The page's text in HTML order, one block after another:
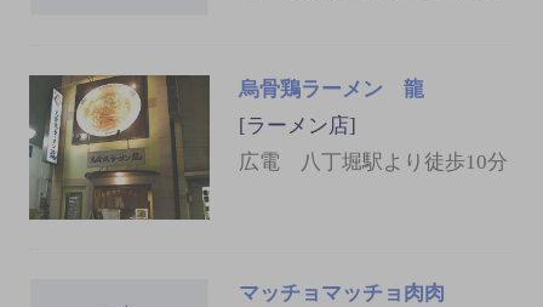
烏骨鶏ラーメン 龍
[ラーメン店]
広電 八丁堀駅より徒歩10分
マッチョマッチョ肉肉